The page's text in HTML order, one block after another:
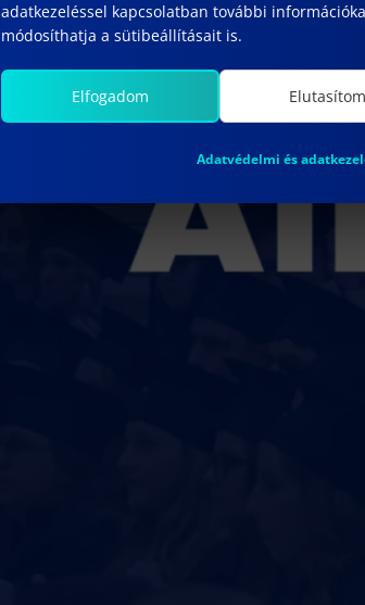
adatkezeléssel kapcsolatban további
módosíthatja a sütibeállításait is.
Elfogadom Elutasítom
Adatvédelmi és